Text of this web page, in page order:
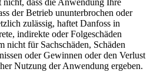
dass die Anwendung Ihre
der Betrieb ununterbrochen oder
zulässig, haftet Danfoss in
indirekte oder Folgeschäden
nicht für Sachschäden, Schäden
oder Gewinnen oder den Verlust
Nutzung der Anwendung ergeben.